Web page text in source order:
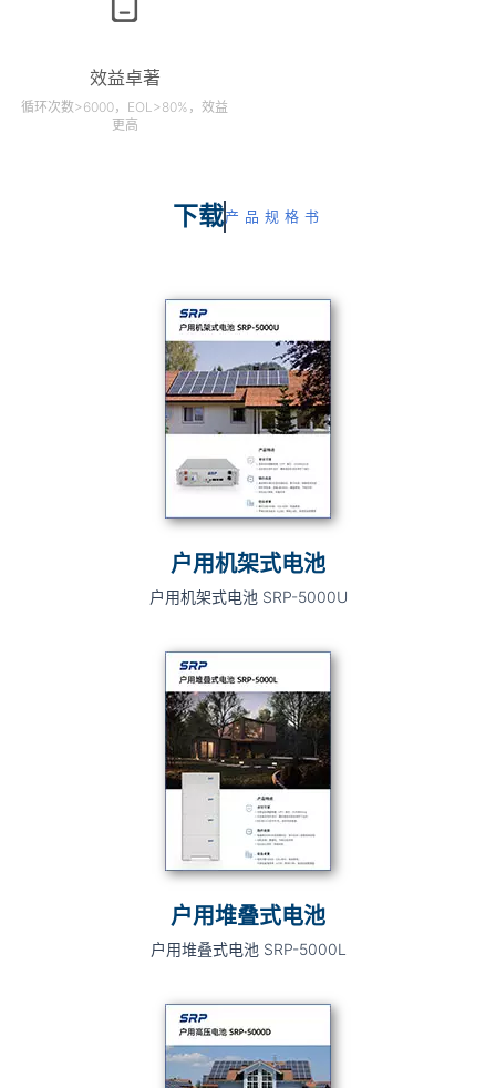
效益卓著
循环次数>6000，EOL>80%，效益
更高
下载产品规格书
户用机架式电池
户用机架式电池 SRP-5000U
户用堆叠式电池
户用堆叠式电池 SRP-5000L